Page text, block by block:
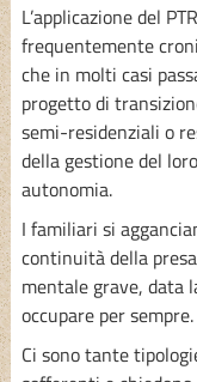
L’applicazione del
frequentemente
che in molti casi
progetto di
semi-residenziali o
della gestione del
autonomia.
I familiari si
continuità della
mentale grave, data
occupare per sempre.
Ci sono tante